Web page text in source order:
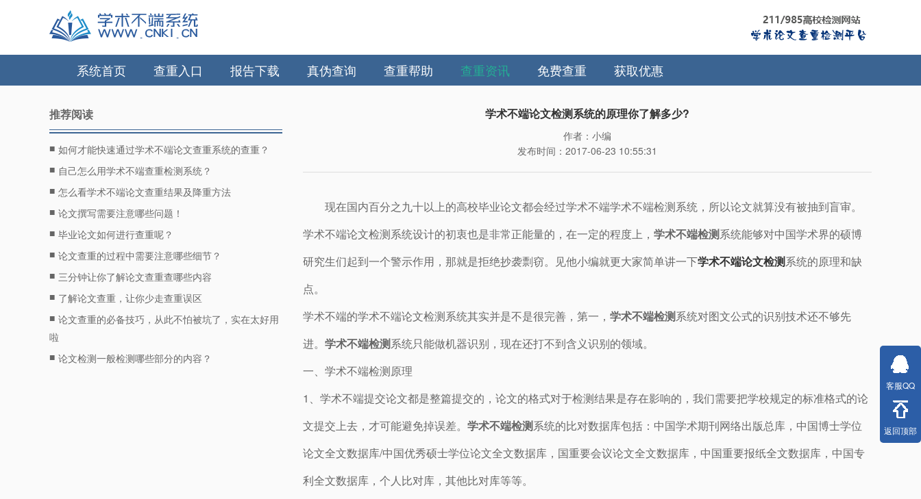
系统首页 查重入口 报告下载 真伪查询 查重帮助 查重资讯 免费查重 获取优惠
推荐阅读
■ 如何才能快速通过学术不端论文查重系统的查重？
■ 自己怎么用学术不端查重检测系统？
■ 怎么看学术不端论文查重结果及降重方法
■ 论文撰写需要注意哪些问题！
■ 毕业论文如何进行查重呢？
■ 论文查重的过程中需要注意哪些细节？
■ 三分钟让你了解论文查重查哪些内容
■ 了解论文查重，让你少走查重误区
■ 论文查重的必备技巧，从此不怕被坑了，实在太好用
啦
■ 论文检测一般检测哪些部分的内容？
学术不端论文检测系统的原理你了解多少?
作者：小编
发布时间：2017-06-23 10:55:31
现在国内百分之九十以上的高校毕业论文都会经过学术不端学术不端检测系统，所以论文就算没有被抽到盲审。
学术不端论文检测系统设计的初衷也是非常正能量的，在一定的程度上， 学术不端检测系统能够对中国学术界的硕博
研究生们起到一个警示作用，那就是拒绝抄袭剽窃。见他小编就更大家简单讲一下学术不端论文检测系统的原理和缺
点。
学术不端的学术不端论文检测系统其实并是不是很完善，第一， 学术不端检测系统对图文公式的识别技术还不够先
进。 学术不端检测系统只能做机器识别，现在还打不到含义识别的领域。
一、学术不端检测原理
1、学术不端提交论文都是整篇提交的，论文的格式对于检测结果是存在影响的，我们需要把学校规定的标准格式的论
文提交上去，才可能避免掉误差。 学术不端检测系统的比对数据库包括：中国学术期刊网络出版总库，中国博士学位
论文全文数据库/中国优秀硕士学位论文全文数据库，国重要会议论文全文数据库，中国重要报纸全文数据库，中国专
利全文数据库，个人比对库，其他比对库等等。
客服QQ
返回顶部